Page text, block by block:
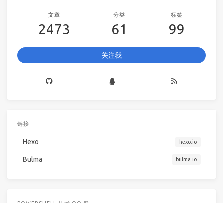
文章
2473
分类
61
标签
99
关注我
链接
Hexo hexo.io
Bulma bulma.io